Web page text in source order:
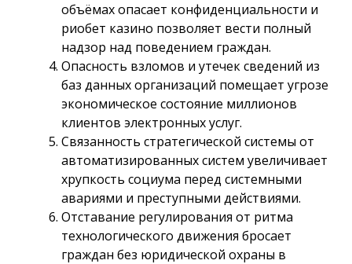
объёмах опасает конфиденциальности и
риобет казино позволяет вести полный
надзор над поведением граждан.
Опасность взломов и утечек сведений из
баз данных организаций помещает угрозе
экономическое состояние миллионов
клиентов электронных услуг.
Связанность стратегической системы от
автоматизированных систем увеличивает
хрупкость социума перед системными
авариями и преступными действиями.
Отставание регулирования от ритма
технологического движения бросает
граждан без юридической охраны в